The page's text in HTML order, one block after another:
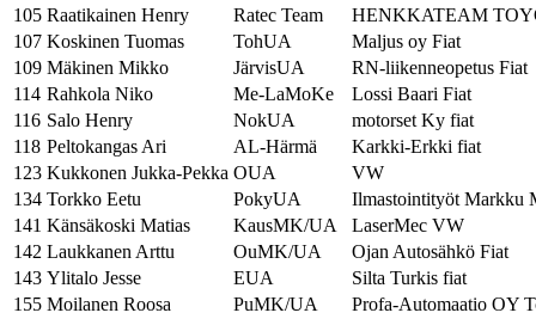
105 Raatikainen Henry Ratec Team
HENKKATEAM
107 Koskinen Tuomas TohUA
Maljus oy Fiat
109 Mäkinen Mikko JärvisUA
RN-liikenneopetus Fiat
114 Rahkola Niko Me-LaMoKe
Lossi Baari Fiat
116 Salo Henry NokUA
motorset Ky fiat
118 Peltokangas Ari AL-Härmä
Karkki-Erkki fiat
123 Kukkonen Jukka-Pekka OUA
VW
134 Torkko Eetu PokyUA
Ilmastointityöt Markku
141 Känsäkoski Matias KausMK/UA
LaserMec VW
142 Laukkanen Arttu OuMK/UA
Ojan Autosähkö Fiat
143 Ylitalo Jesse EUA
Silta Turkis fiat
155 Moilanen Roosa PuMK/UA
Profa-Automaatio OY